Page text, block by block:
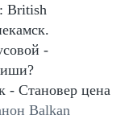
British
-
- Становер цена
Balkan